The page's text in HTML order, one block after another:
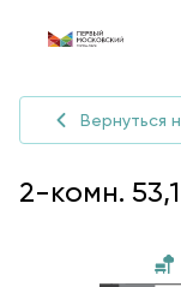
Вернуться
2-комн.